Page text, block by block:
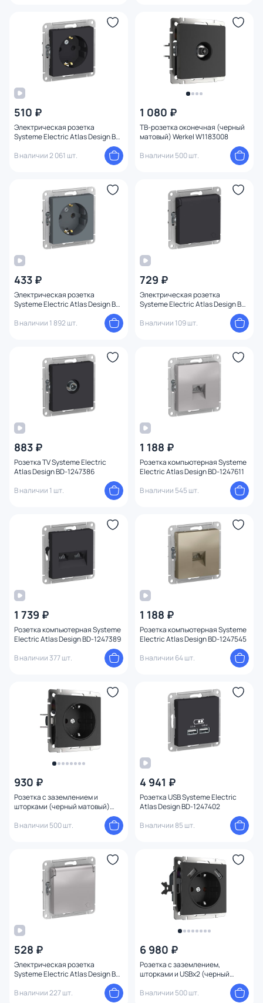
510 ₽
Электрическая розетка
Systeme Electric Atlas Design BD-
В наличии 2 061 шт.
1 080 ₽
ТВ-розетка оконечная (черный
матовый) Werkel W1183008
В наличии 500 шт.
433 ₽
Электрическая розетка
Systeme Electric Atlas Design BD-
В наличии 1 892 шт.
729 ₽
Электрическая розетка
Systeme Electric Atlas Design BD-
В наличии 109 шт.
883 ₽
Розетка TV Systeme Electric
Atlas Design BD-1247386
В наличии 1 шт.
1 188 ₽
Розетка компьютерная Systeme
Electric Atlas Design BD-1247611
В наличии 545 шт.
1 739 ₽
Розетка компьютерная Systeme
Electric Atlas Design BD-1247389
В наличии 377 шт.
1 188 ₽
Розетка компьютерная Systeme
Electric Atlas Design BD-1247545
В наличии 64 шт.
930 ₽
Розетка с заземлением и
шторками (черный матовый)
В наличии 500 шт.
4 941 ₽
Розетка USB Systeme Electric
Atlas Design BD-1247402
В наличии 85 шт.
528 ₽
Электрическая розетка
Systeme Electric Atlas Design BD-
В наличии 227 шт.
6 980 ₽
Розетка с заземлением,
шторками и USBх2 (черный
В наличии 500 шт.
Номинальный ток
Конструкция